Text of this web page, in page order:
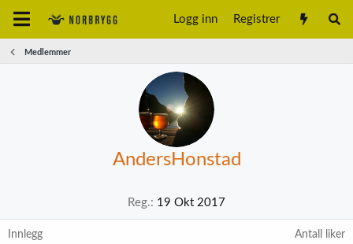
Logg inn Registrer
Medlemmer
AndersHonstad
Reg. 19 Okt 2017
Innlegg Antall liker